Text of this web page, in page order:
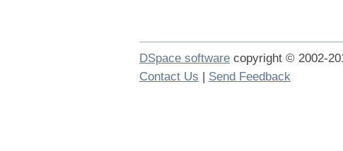
DSpace software copyright © 2002-
Contact Us | Send Feedback